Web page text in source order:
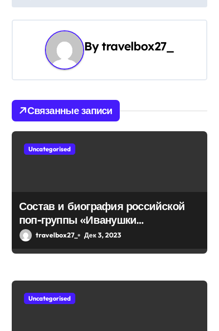
ц
п
о
з
а
я
м
Bytravelbox27_
Связанные записи
Uncategorised
Состав и биография российской
поп-группы «Иванушки
интернешнл» — история успеха,
travelbox27_ Дек 3, 2023
Uncategorised